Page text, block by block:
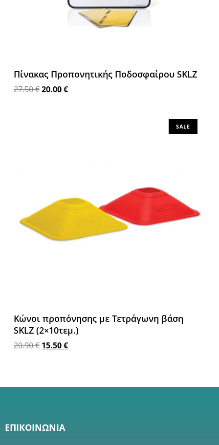
Πίνακας Προπονητικής Ποδοσφαίρου SKLZ
27.50€20.00€
SALE
Κώνοι προπόνησης με Τετράγωνη βάση
SKLZ (2×10τεμ.)
20.90€ 15.50€
ΕΠΙΚΟΙΝΩΝΙΑ